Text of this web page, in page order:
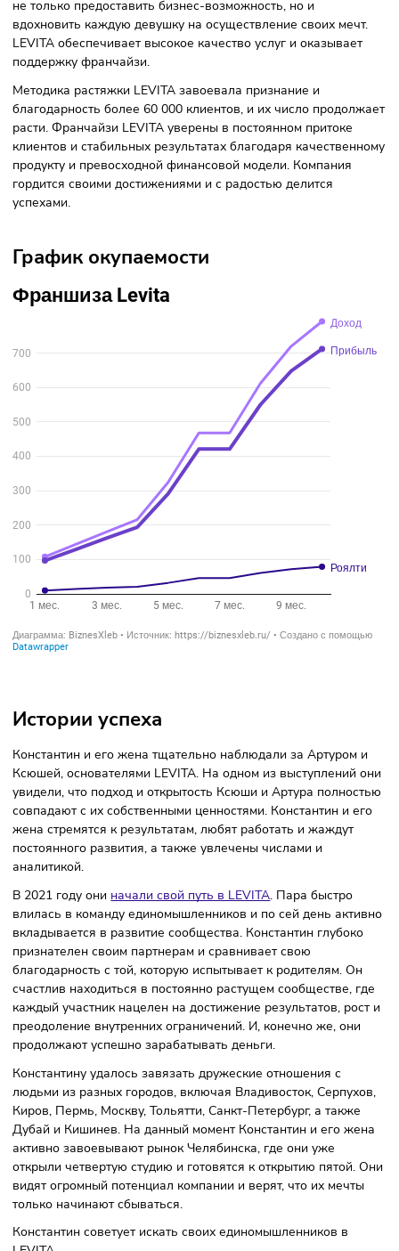
от 9 мес.
Описание франшизы
Франшиза LEVITA — уникальная возможность стать
успешной сети студий растяжки и балета. Компания
не только предоставить бизнес-возможность, но и
вдохновить каждую девушку на осуществление своих
Методика растяжки LEVITA завоевала признание и
благодарность более 60 000 клиентов, и их число
расти. Франчайзи LEVITA уверены в постоянном притоке
клиентов и стабильных результатах благодаря
продукту и превосходной финансовой модели. Компания
гордится своими достижениями и с радостью делится
успехами.
График окупаемости
Истории успеха
Константин и его жена тщательно наблюдали за
Ксюшей, основателями LEVITA. На одном из
увидели, что подход и открытость Ксюши и Артура
совпадают с их собственными ценностями. Константин и
жена стремятся к результатам, любят работать и жаждут
постоянного развития, а также увлечены числами и
аналитикой.
В 2021 году ониначали свой путь в LEVITA. Пара быстро
влилась в команду единомышленников и по сей день
вкладывается в развитие сообщества. Константин
признателен своим партнерам и сравнивает свою